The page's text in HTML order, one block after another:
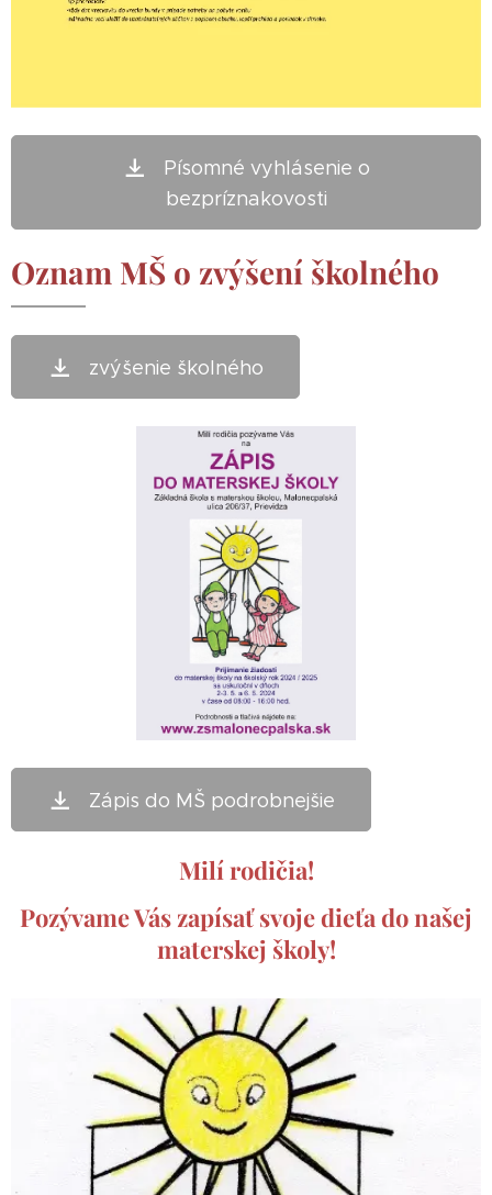
Písomné vyhlásenie o
bezpríznakovosti
Oznam MŠ o zvýšení školného
zvýšenie školného
Zápis do MŠ podrobnejšie
Milí rodičia!
Pozývame Vás zapísať svoje dieťa do našej
materskej školy!